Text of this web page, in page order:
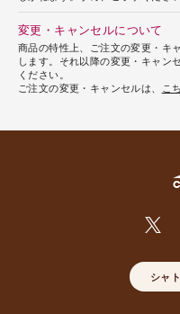
変更・キャンセルについて
商品の特性上、ご注文の変更・キ
します。それ以降の変更・キャン
ください。
ご注文の変更・キャンセルは、
こ
シャ